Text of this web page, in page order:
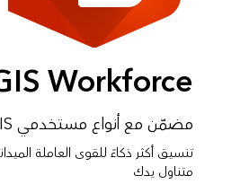
Workforce
مضمّن مع أنواع مستخدمي ArcGIS
تنسيق أكثر ذكاءً للقوى العاملة
متناول يدك